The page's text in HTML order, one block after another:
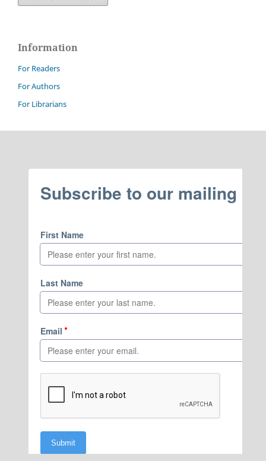
Information
For Readers
For Authors
For Librarians